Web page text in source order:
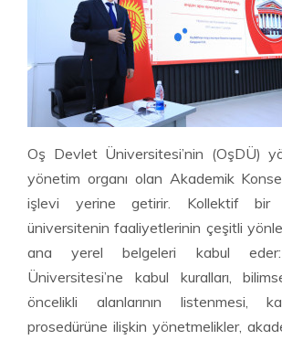
Oş Devlet Üniversitesi’nin (OşDÜ)
yönetim organı olan Akademik
işlevi yerine getirir. Kollektif bir
üniversitenin faaliyetlerinin çeşitli
ana yerel belgeleri kabul
Üniversitesi’ne kabul kuralları,
öncelikli alanlarının listenmesi,
prosedürüne ilişkin yönetmelikler,